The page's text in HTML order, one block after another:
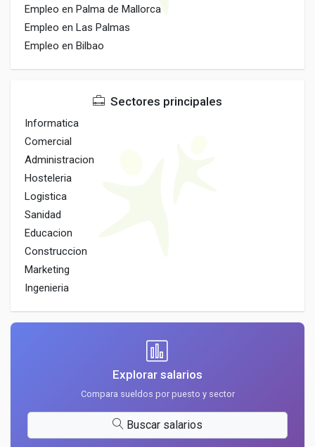
Empleo en Palma de Mallorca
Empleo en Las Palmas
Empleo en Bilbao
Sectores principales
Informatica
Comercial
Administracion
Hosteleria
Logistica
Sanidad
Educacion
Construccion
Marketing
Ingenieria
Explorar salarios
Compara sueldos por puesto y sector
Buscar salarios